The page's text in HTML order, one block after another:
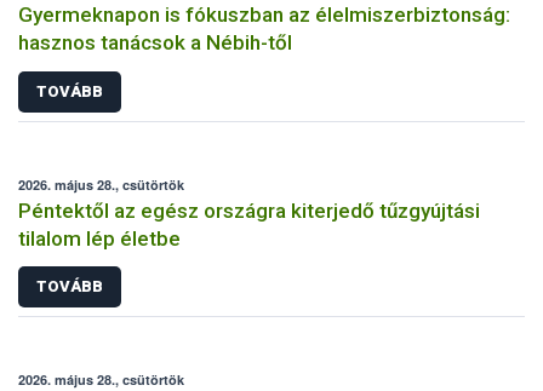
Gyermeknapon is fókuszban az élelmiszerbiztonság:
hasznos tanácsok a Nébih-től
TOVÁBB
2026. május 28., csütörtök
Péntektől az egész országra kiterjedő tűzgyújtási
tilalom lép életbe
TOVÁBB
2026. május 28., csütörtök